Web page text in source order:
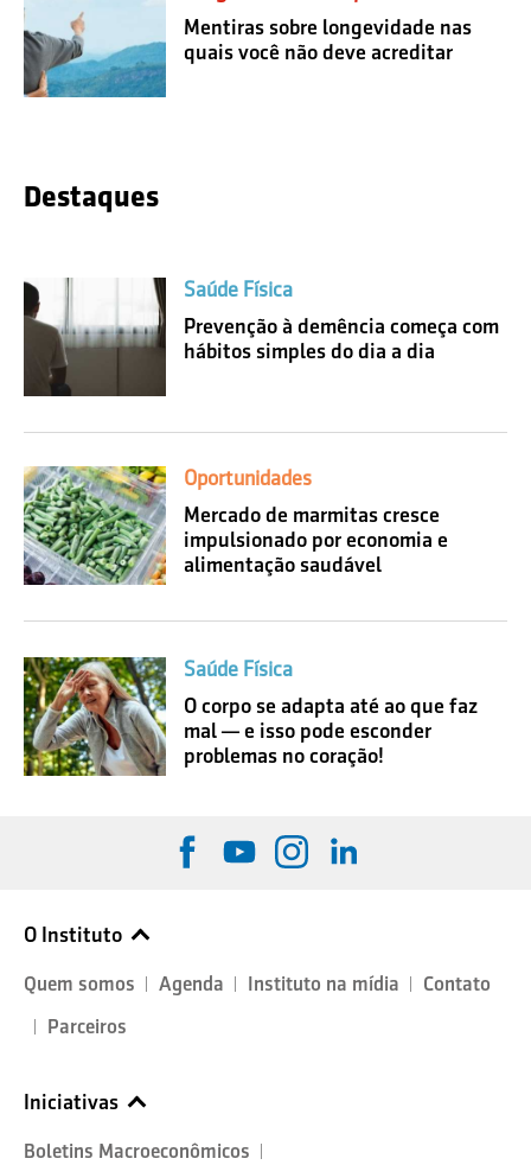
Mentiras sobre longevidade nas
quais você não deve acreditar
Destaques
Saúde Física
Prevenção à demência começa com
hábitos simples do dia a dia
Oportunidades
Mercado de marmitas cresce
impulsionado por economia e
alimentação saudável
Saúde Física
O corpo se adapta até ao que faz
mal — e isso pode esconder
problemas no coração!
O Instituto
Quem somos Agenda Instituto na mídia
Contato
Parceiros
Iniciativas
Boletins Macroeconômicos